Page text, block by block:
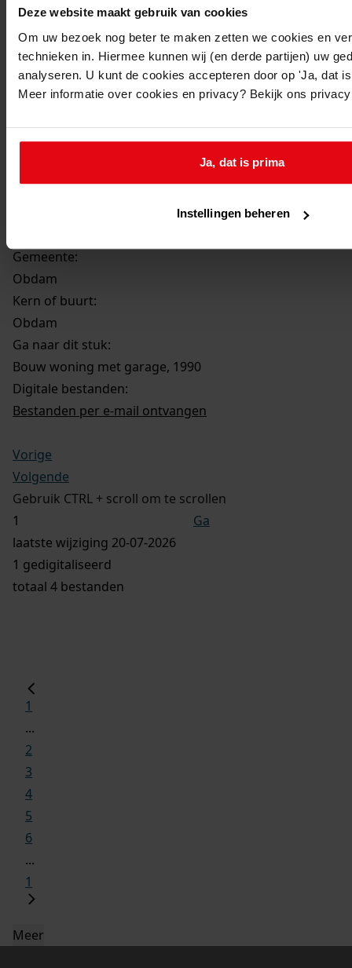
Deze website maakt gebruik van cookies
Om uw bezoek nog beter te maken zetten we cookies en
technieken in. Hiermee kunnen wij (en derde partijen) uw
analyseren. U kunt de cookies accepteren door op 'Ja, dat
Meer informatie over cookies en privacy? Bekijk ons
Ja, dat is prima
Instellingen beheren
Beschrijving:
Bouw woning met garage
Datum vergunning:
19-06-1990
Adres:
Obdam, Fazant 14
Obdam, sectie A 1988 gedeeltelijk
Gemeente:
Obdam
Kern of buurt:
Obdam
Ga naar dit stuk:
Bouw woning met garage, 1990
Digitale bestanden:
Bestanden per e-mail ontvangen
Vorige
Volgende
Gebruik CTRL + scroll om te scrollen
Ga
laatste wijziging 20-07-2026
1 gedigitaliseerd
totaal 4 bestanden
1
...
2
3
4
5
6
...
1
Meer